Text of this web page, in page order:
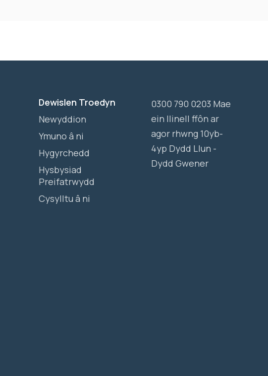
Dewislen Troedyn
Newyddion
Ymuno â ni
Hygyrchedd
Hysbysiad
Preifatrwydd
Cysylltu â ni
0300 790 0203 Mae
ein llinell ffôn ar
agor rhwng 10yb-
4yp Dydd Llun -
Dydd Gwener